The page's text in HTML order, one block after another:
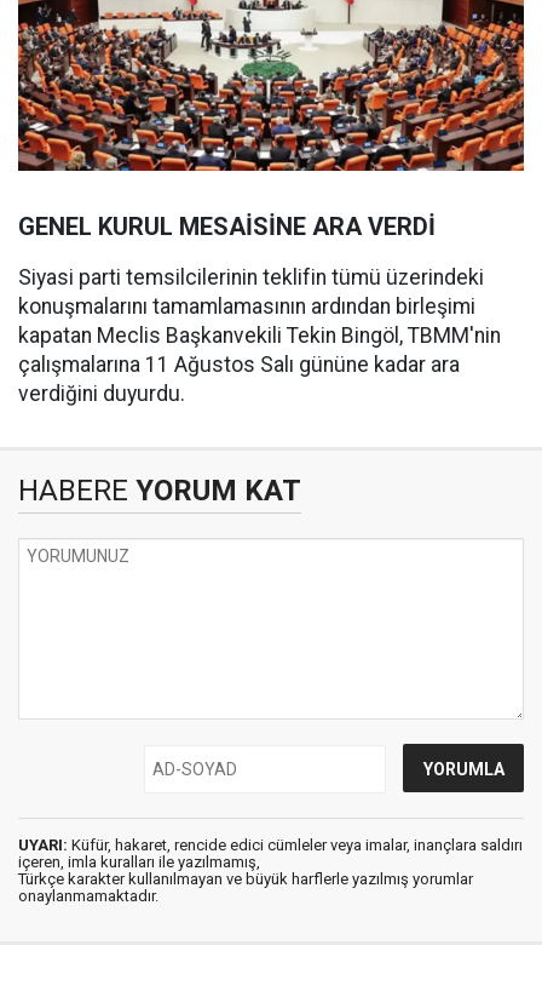
GENEL KURUL MESAİSİNE ARA VERDİ
Siyasi parti temsilcilerinin teklifin tümü üzerindeki
konuşmalarını tamamlamasının ardından birleşimi
kapatan Meclis Başkanvekili Tekin Bingöl, TBMM'nin
çalışmalarına 11 Ağustos Salı gününe kadar ara
verdiğini duyurdu.
HABERE YORUM KAT
UYARI: Küfür, hakaret, rencide edici cümleler veya imalar, inançlara saldırı
içeren, imla kuralları ile yazılmamış,
Türkçe karakter kullanılmayan ve büyük harflerle yazılmış yorumlar
onaylanmamaktadır.